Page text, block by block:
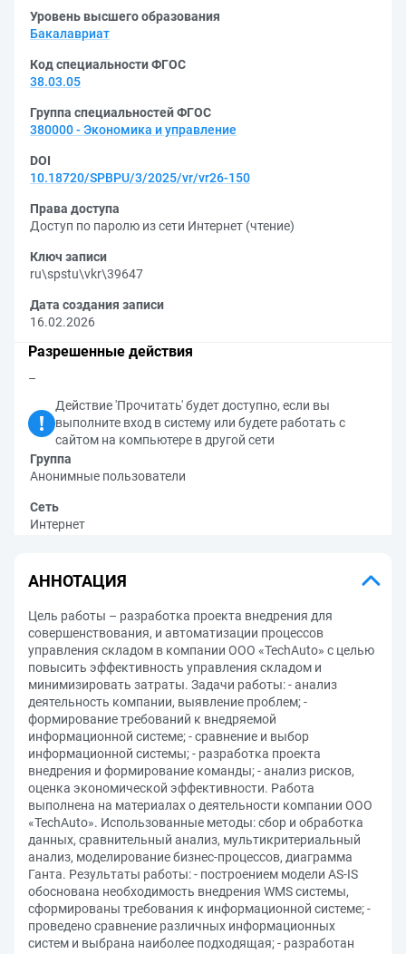
Уровень высшего образования
Бакалавриат
Код специальности ФГОС
38.03.05
Группа специальностей ФГОС
380000 - Экономика и управление
DOI
10.18720/SPBPU/3/2025/vr/vr26-150
Права доступа
Доступ по паролю из сети Интернет (чтение)
Ключ записи
ru\spstu\vkr\39647
Дата создания записи
16.02.2026
Разрешенные действия
–
Действие 'Прочитать' будет доступно, если вы
выполните вход в систему или будете работать с
сайтом на компьютере в другой сети
Группа
Анонимные пользователи
Сеть
Интернет
АННОТАЦИЯ
Цель работы – разработка проекта внедрения для
совершенствования, и автоматизации процессов
управления складом в компании ООО «TechAuto» с целью
повысить эффективность управления складом и
минимизировать затраты. Задачи работы: - анализ
деятельность компании, выявление проблем; -
формирование требований к внедряемой
информационной системе; - сравнение и выбор
информационной системы; - разработка проекта
внедрения и формирование команды; - анализ рисков,
оценка экономической эффективности. Работа
выполнена на материалах о деятельности компании ООО
«TechAuto». Использованные методы: сбор и обработка
данных, сравнительный анализ, мультикритериальный
анализ, моделирование бизнес-процессов, диаграмма
Ганта. Результаты работы: - построением модели AS-IS
обоснована необходимость внедрения WMS системы,
сформированы требования к информационной системе; -
проведено сравнение различных информационных
систем и выбрана наиболее подходящая; - разработан